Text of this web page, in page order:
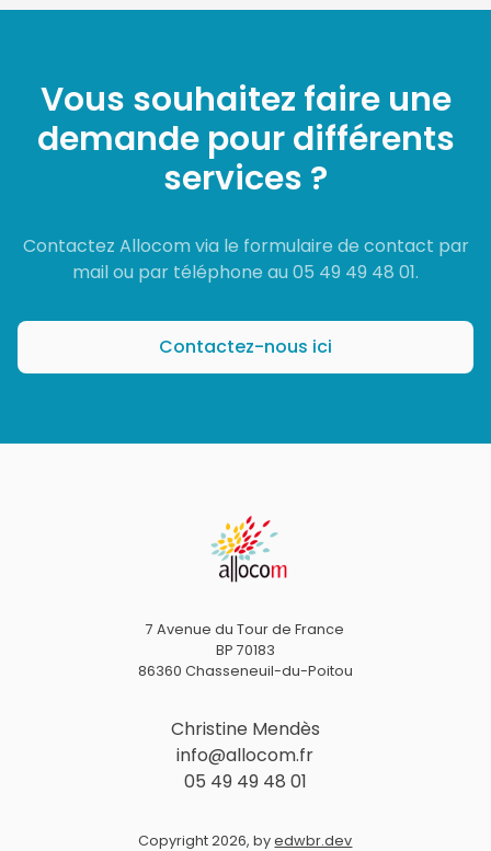
Vous souhaitez faire une
demande pour différents
services ?
Contactez Allocom via le formulaire de contact par
mail ou par téléphone au 05 49 49 48 01.
Contactez-nous ici
7 Avenue du Tour de France
BP 70183
86360 Chasseneuil-du-Poitou
Christine Mendès
info@allocom.fr
05 49 49 48 01
Copyright 2026, by edwbr.dev